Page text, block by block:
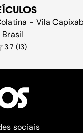
- Vila
Brasil
3.7 (13)
sociais